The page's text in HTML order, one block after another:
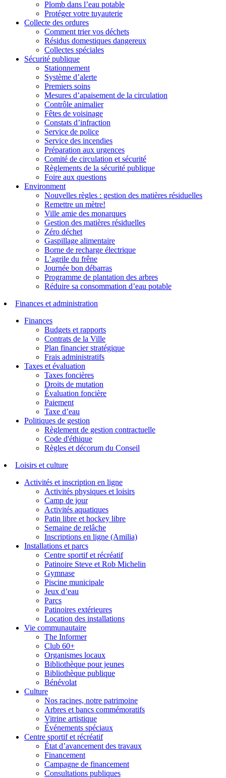
Plomb dans l’eau potable
Protéger votre tuyauterie
Collecte des ordures
Comment trier vos déchets
Résidus domestiques dangereux
Collectes spéciales
Sécurité publique
Stationnement
Système d’alerte
Premiers soins
Mesures d’apaisement de la circulation
Contrôle animalier
Fêtes de voisinage
Constats d’infraction
Service de police
Service des incendies
Préparation aux urgences
Comité de circulation et sécurité
Règlements de la sécurité publique
Foire aux questions
Environment
Nouvelles règles : gestion des matières résiduelles
Remettre un mètre!
Ville amie des monarques
Gestion des matières résiduelles
Zéro déchet
Gaspillage alimentaire
Borne de recharge électrique
L’agrile du frêne
Journée bon débarras
Programme de plantation des arbres
Réduire sa consommation d’eau potable
Finances et administration
Finances
Budgets et rapports
Contrats de la Ville
Plan financier stratégique
Frais administratifs
Taxes et évaluation
Taxes foncières
Droits de mutation
Évaluation foncière
Paiement
Taxe d’eau
Politiques de gestion
Règlement de gestion contractuelle
Code d'éthique
Règles et décorum du Conseil
Loisirs et culture
Activités et inscription en ligne
Activités physiques et loisirs
Camp de jour
Activités aquatiques
Patin libre et hockey libre
Semaine de relâche
Inscriptions en ligne (Amilia)
Installations et parcs
Centre sportif et récréatif
Patinoire Steve et Rob Michelin
Gymnase
Piscine municipale
Jeux d’eau
Parcs
Patinoires extérieures
Location des installations
Vie communautaire
The Informer
Club 60+
Organismes locaux
Bibliothèque pour jeunes
Bibliothèque publique
Bénévolat
Culture
Nos racines, notre patrimoine
Arbres et bancs commémoratifs
Vitrine artistique
Événements spéciaux
Centre sportif et récréatif
État d’avancement des travaux
Financement
Campagne de financement
Consultations publiques